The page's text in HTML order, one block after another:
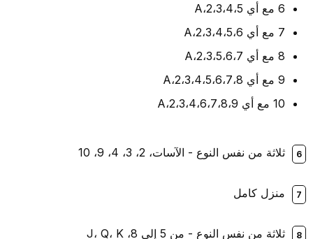
6 مع أي A،2،3،4،5
7 مع أي A،2،3،4،5،6
8 مع أي A،2،3،5،6،7
9 مع أي A،2،3،4،5،6،7،8
10 مع أي A،2،3،4،6،7،8،9
ثلاثة من نفس النوع - الآسات، 2، 3، 4، 9، 10
منزل كامل
ثلاثة من نفس النوع - من 5 إلى 8، J، Q، K